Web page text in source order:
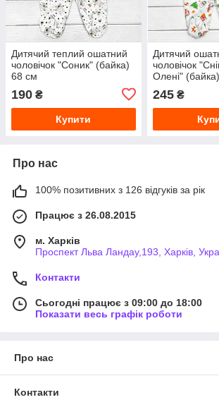
Дитячий теплий ошатний
чоловічок "Соник" (байка)
68 см
190 ₴
Купити
Дитячий
чоловічок
Олені"
245₴
Про нас
100% позитивних з 126 відгуків за рік
Працює з 26.08.2015
м. Харків
Проспект Льва Ландау,193, Харків,
Контакти
Сьогодні працює з 09:00 до 18:00
Показати весь графік роботи
Про нас
Контакти